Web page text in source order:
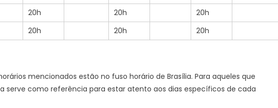
20h 20h
20h
20h 20h 20h
mencionados estão no fuso horário de Brasília. Para aqueles que
serve como referência para estar atento aos dias específicos de cada